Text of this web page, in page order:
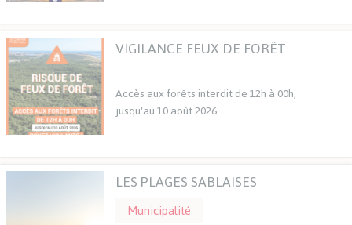
VIGILANCE FEUX DE FORÊT
Accès aux forêts interdit de 12h à 00h,
jusqu'au 10 août 2026
LES PLAGES SABLAISES
Municipalité